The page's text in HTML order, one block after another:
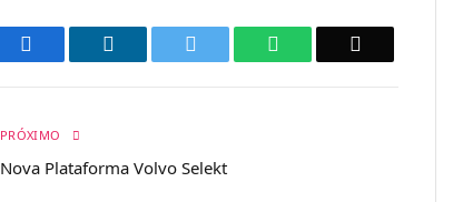
Facebook LinkedIn WhatsApp
PRÓXIMO
Nova Plataforma Volvo Selekt